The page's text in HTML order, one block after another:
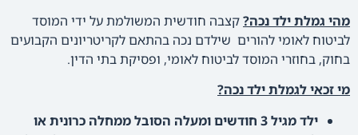
מהי גמלת ילד נכה?קצבה חודשית המשולמת על ידי המוסד
לביטוח לאומי להורים שילדם נכה בהתאם לקריטריונים הקבועים
בחוק, בחוזרי המוסד לביטוח לאומי, ופסיקת בתי הדין.
מי זכאי לגמלת ילד נכה?
ילד מגיל 3 חודשים ומעלה הסובל ממחלה כרונית או